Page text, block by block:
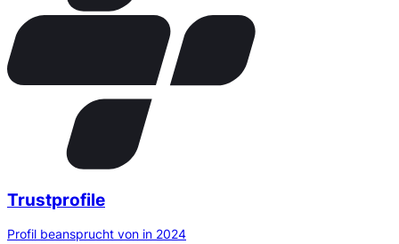
Trustprofile
Profil beansprucht von in 2024